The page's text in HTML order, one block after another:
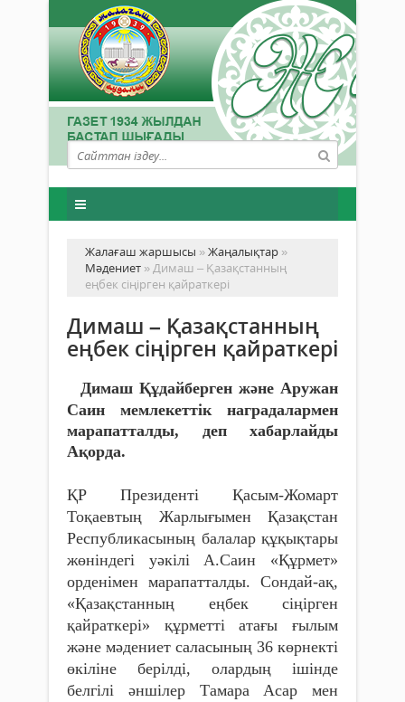
Жалағаш жаршысы »Жаңалықтар »
Мәдениет » Димаш – Қазақстанның
еңбек сіңірген қайраткері
Димаш – Қазақстанның
еңбек сіңірген қайраткері
Димаш Құдайберген және Аружан
Саин мемлекеттік наградалармен
марапатталды, деп хабарлайды
Ақорда.
ҚР Президенті Қасым-Жомарт
Тоқаевтың Жарлығымен Қазақстан
Республикасының балалар құқықтары
жөніндегі уәкілі А.Саин «Құрмет»
орденімен марапатталды. Сондай-ақ,
«Қазақстанның еңбек сіңірген
қайраткері» құрметті атағы ғылым
және мәдениет саласының 36 көрнекті
өкіліне берілді, олардың ішінде
белгілі әншілер Тамара Асар мен